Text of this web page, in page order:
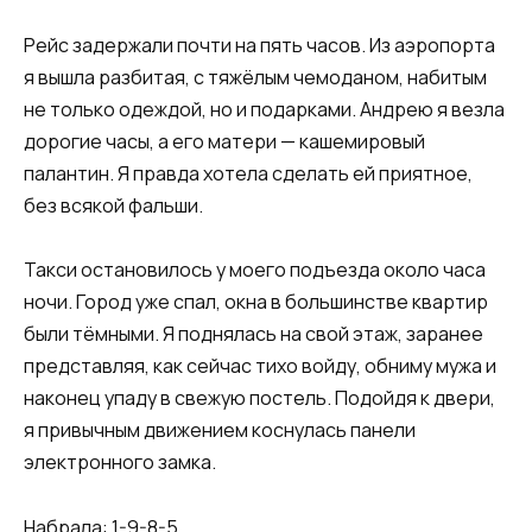
Рейс задержали почти на пять часов. Из аэропорта
я вышла разбитая, с тяжёлым чемоданом, набитым
не только одеждой, но и подарками. Андрею я везла
дорогие часы, а его матери — кашемировый
палантин. Я правда хотела сделать ей приятное,
без всякой фальши.
Такси остановилось у моего подъезда около часа
ночи. Город уже спал, окна в большинстве квартир
были тёмными. Я поднялась на свой этаж, заранее
представляя, как сейчас тихо войду, обниму мужа и
наконец упаду в свежую постель. Подойдя к двери,
я привычным движением коснулась панели
электронного замка.